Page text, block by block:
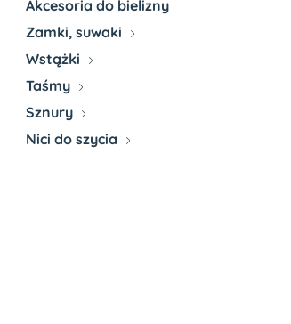
Akcesoria do bielizny
Zamki, suwaki
Wstążki
Taśmy
Sznury
Nici do szycia